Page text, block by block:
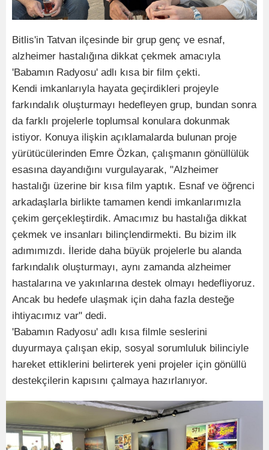
Bitlis'in Tatvan ilçesinde bir grup genç ve esnaf,
alzheimer hastalığına dikkat çekmek amacıyla
'Babamın Radyosu' adlı kısa bir film çekti.
Kendi imkanlarıyla hayata geçirdikleri projeyle
farkındalık oluşturmayı hedefleyen grup, bundan sonra
da farklı projelerle toplumsal konulara dokunmak
istiyor. Konuya ilişkin açıklamalarda bulunan proje
yürütücülerinden Emre Özkan, çalışmanın gönüllülük
esasına dayandığını vurgulayarak, "Alzheimer
hastalığı üzerine bir kısa film yaptık. Esnaf ve öğrenci
arkadaşlarla birlikte tamamen kendi imkanlarımızla
çekim gerçekleştirdik. Amacımız bu hastalığa dikkat
çekmek ve insanları bilinçlendirmekti. Bu bizim ilk
adımımızdı. İleride daha büyük projelerle bu alanda
farkındalık oluşturmayı, aynı zamanda alzheimer
hastalarına ve yakınlarına destek olmayı hedefliyoruz.
Ancak bu hedefe ulaşmak için daha fazla desteğe
ihtiyacımız var" dedi.
'Babamın Radyosu' adlı kısa filmle seslerini
duyurmaya çalışan ekip, sosyal sorumluluk bilinciyle
hareket ettiklerini belirterek yeni projeler için gönüllü
destekçilerin kapısını çalmaya hazırlanıyor.